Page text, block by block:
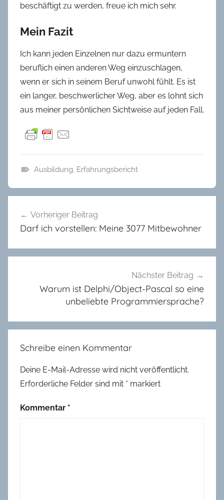
beschäftigt zu werden, freue ich mich sehr.
Mein Fazit
Ich kann jeden Einzelnen nur dazu ermuntern
beruflich einen anderen Weg einzuschlagen,
wenn er sich in seinem Beruf unwohl fühlt. Es ist
ein langer, beschwerlicher Weg, aber es lohnt sich
aus meiner persönlichen Sichtweise auf jeden Fall.
u
l
Ausbildung, Erfahrungsbericht
Vorheriger Beitrag
Darf ich vorstellen: Meine 3077 Mitbewohner
Nächster Beitrag
Warum ist Delphi/Object-Pascal so eine
unbeliebte Programmiersprache?
Schreibe einen Kommentar
Deine E-Mail-Adresse wird nicht veröffentlicht.
Erforderliche Felder sind mit * markiert
Kommentar *